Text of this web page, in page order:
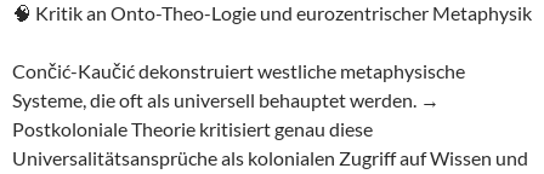
🧠 Kritik an Onto-Theo-Logie und eurozentrischer Metaphysik
Cončić-Kaučić dekonstruiert westliche metaphysische
Systeme, die oft als universell behauptet werden. →
Postkoloniale Theorie kritisiert genau diese
Universalitätsansprüche als kolonialen Zugriff auf Wissen und